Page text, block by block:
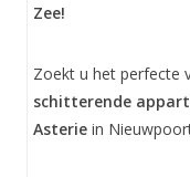
Zee!
Zoekt u het perfecte
schitterende
Asterie in